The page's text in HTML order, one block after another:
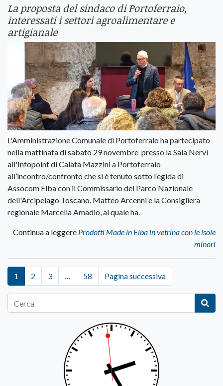
La proposta del sindaco di Portoferraio,
interessati i settori agroalimentare e
artigianale
L'Amministrazione Comunale di Portoferraio ha partecipato
nella mattinata di sabato 29 novembre presso la Sala Nervi
all'Infopoint di Calata Mazzini a Portoferraio
all’incontro/confronto che si è tenuto sotto l’egida di
Assocom Elba con il Commissario del Parco Nazionale
dell'Arcipelago Toscano, Matteo Arcenni e la Consigliera
regionale Marcella Amadio, al quale ha.
Continua a leggere Prodotti Made in Elba in vetrina con le isole
minori
1 2 3 … 58 Pagina successiva